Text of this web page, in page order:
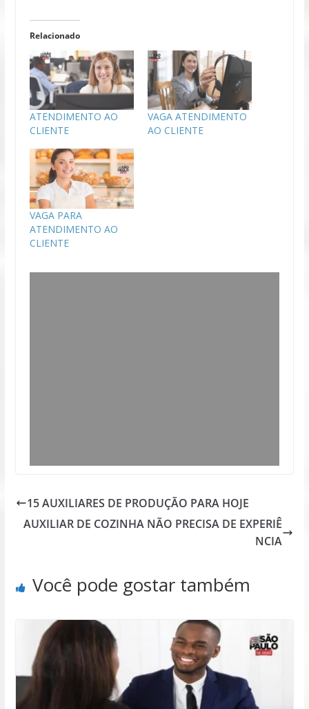
Relacionado
ATENDIMENTO AO
CLIENTE
VAGA ATENDIMENTO
AO CLIENTE
VAGA PARA
ATENDIMENTO AO
CLIENTE
15 AUXILIARES DE PRODUÇÃO PARA HOJE
AUXILIAR DE COZINHA NÃO PRECISA DE EXPERIÊ
NCIA
Você pode gostar também